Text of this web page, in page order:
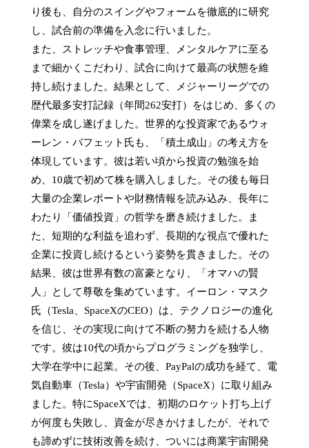
り後も、自分のスイングやフォームを徹底的に研究
し、試合前の準備を入念に行いました。
また、ストレッチや食事管理、メンタルケアに至る
まで細かくこだわり、試合に向けて最高の状態を維
持し続けました。結果として、メジャーリーグでの
歴代最多安打記録（年間262安打）をはじめ、多くの
偉業を成し遂げました。世界的な投資家であるウォ
ーレン・バフェット氏も、「積土成山」の考え方を
体現しています。彼は若い頃から投資の勉強を始
め、10歳で初めて株を購入しました。その後も毎日
大量の企業レポートや財務情報を読み込み、長年に
わたり「価値投資」の哲学を磨き続けました。ま
た、短期的な利益を追わず、長期的な視点で優れた
企業に投資し続けるという姿勢を貫きました。その
結果、彼は世界有数の富豪となり、「オマハの賢
人」として尊敬を集めています。イーロン・マスク
氏（Tesla、SpaceXのCEO）は、テクノロジーの進化
を信じ、その実現に向けて不断の努力を続ける人物
です。彼は10代の頃からプログラミングを独学し、
大学在学中に起業。その後、PayPalの成功を経て、電
気自動車（Tesla）や宇宙開発（SpaceX）に取り組み
ました。特にSpaceXでは、初期のロケット打ち上げ
が何度も失敗し、資金が尽きかけましたが、それで
も諦めずに技術改善を続け、ついには商業宇宙開発